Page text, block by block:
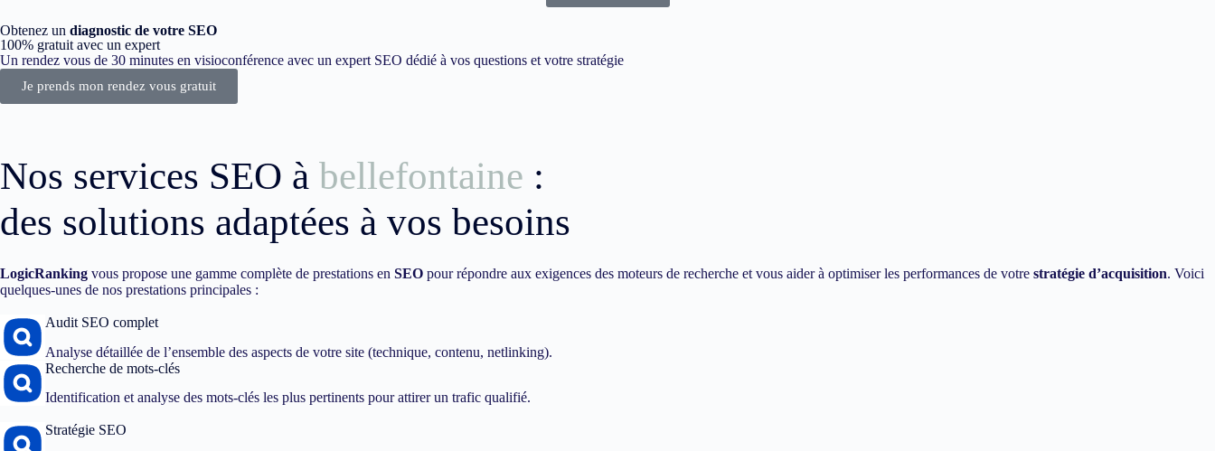
Obtenez un diagnostic de votre SEO
100% gratuit avec un expert
Un rendez vous de 30 minutes en visioconférence avec un expert SEO dédié à vos questions et votre stratégie
Je prends mon rendez vous gratuit
Nos services SEO à bellefontaine :
des solutions adaptées à vos besoins
LogicRanking vous propose une gamme complète de prestations en SEO pour répondre aux exigences des moteurs de recherche et vous aider à optimiser les performances de votre stratégie d’acquisition. Voici
quelques-unes de nos prestations principales :
Audit SEO complet
Analyse détaillée de l’ensemble des aspects de votre site (technique, contenu, netlinking).
Recherche de mots-clés
Identification et analyse des mots-clés les plus pertinents pour attirer un trafic qualifié.
Stratégie SEO